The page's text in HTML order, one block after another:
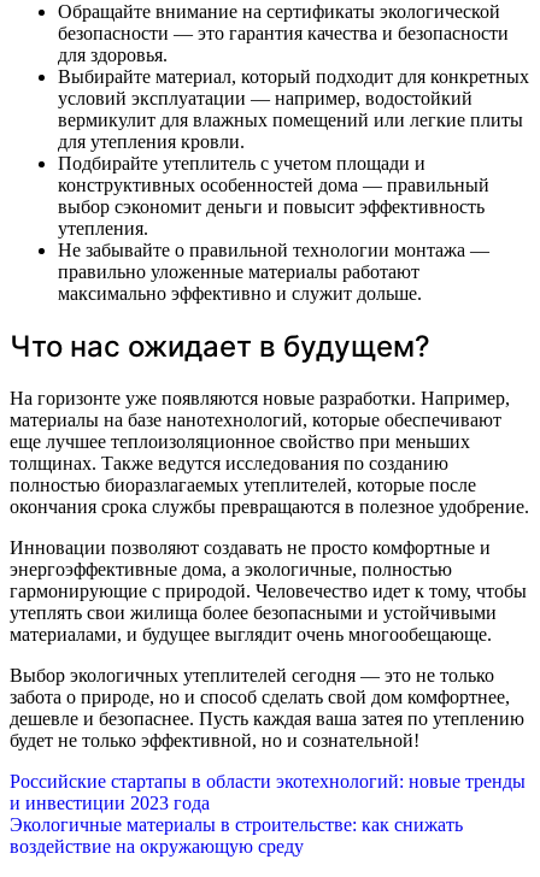
Обращайте внимание на сертификаты экологической
безопасности — это гарантия качества и безопасности
для здоровья.
Выбирайте материал, который подходит для конкретных
условий эксплуатации — например, водостойкий
вермикулит для влажных помещений или легкие плиты
для утепления кровли.
Подбирайте утеплитель с учетом площади и
конструктивных особенностей дома — правильный
выбор сэкономит деньги и повысит эффективность
утепления.
Не забывайте о правильной технологии монтажа —
правильно уложенные материалы работают
максимально эффективно и служит дольше.
Что нас ожидает в будущем?
На горизонте уже появляются новые разработки. Например,
материалы на базе нанотехнологий, которые обеспечивают
еще лучшее теплоизоляционное свойство при меньших
толщинах. Также ведутся исследования по созданию
полностью биоразлагаемых утеплителей, которые после
окончания срока службы превращаются в полезное удобрение.
Инновации позволяют создавать не просто комфортные и
энергоэффективные дома, а экологичные, полностью
гармонирующие с природой. Человечество идет к тому, чтобы
утеплять свои жилища более безопасными и устойчивыми
материалами, и будущее выглядит очень многообещающе.
Выбор экологичных утеплителей сегодня — это не только
забота о природе, но и способ сделать свой дом комфортнее,
дешевле и безопаснее. Пусть каждая ваша затея по утеплению
будет не только эффективной, но и сознательной!
Навигация
по
записям
Российские стартапы в области экотехнологий: новые тренды
и инвестиции 2023 года
Экологичные материалы в строительстве: как снижать
воздействие на окружающую среду